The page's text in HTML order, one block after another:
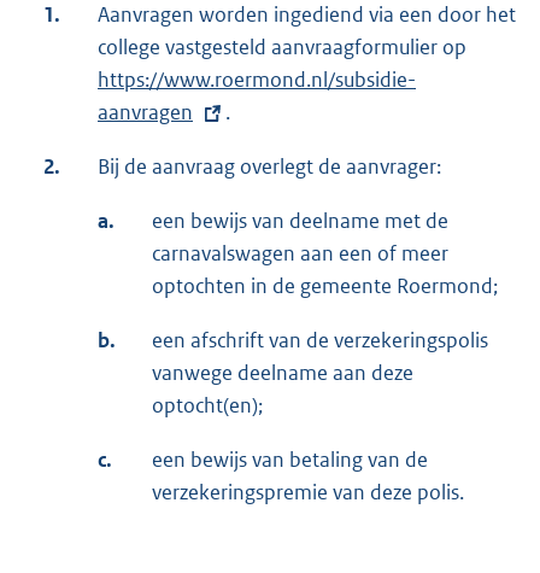
1.
Aanvragen worden ingediend via een door het
college vastgesteld aanvraagformulier op
n
https://www.roermond.nl/subsidie-
aanvragen
.
2. Bij de aanvraag overlegt de aanvrager:
a.
een bewijs van deelname met de
carnavalswagen aan een of meer
optochten in de gemeente Roermond;
b.
een afschrift van de verzekeringspolis
vanwege deelname aan deze
optocht(en);
c.
een bewijs van betaling van de
verzekeringspremie van deze polis.